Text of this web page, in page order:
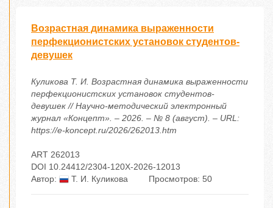
Возрастная динамика выраженности
перфекционистских установок студентов-
девушек
Куликова Т. И. Возрастная динамика выраженности
перфекционистских установок студентов-
девушек // Научно-методический электронный
журнал «Концепт». – 2026. – № 8 (август). – URL:
https://e-koncept.ru/2026/262013.htm
ART 262013
DOI 10.24412/2304-120X-2026-12013
Автор:
Т. И. Куликова Просмотров: 50